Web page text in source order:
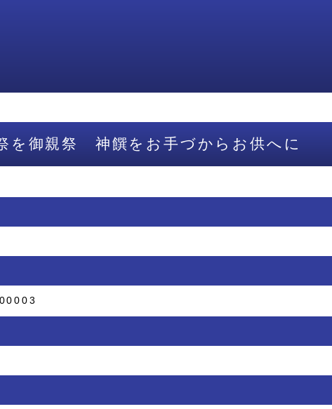
を御親祭 神饌をお手づからお供へに